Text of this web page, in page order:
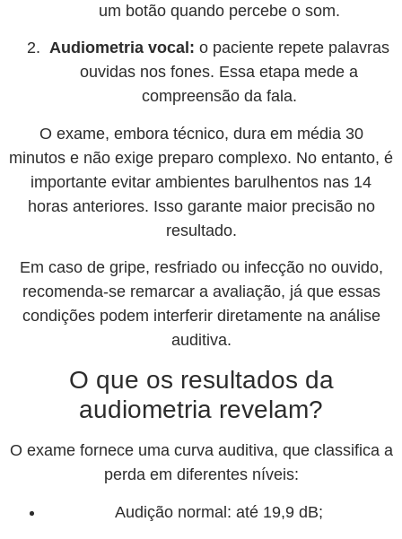
um botão quando percebe o som.
Audiometria vocal: o paciente repete palavras
ouvidas nos fones. Essa etapa mede a
compreensão da fala.
O exame, embora técnico, dura em média 30
minutos e não exige preparo complexo. No entanto, é
importante evitar ambientes barulhentos nas 14
horas anteriores. Isso garante maior precisão no
resultado.
Em caso de gripe, resfriado ou infecção no ouvido,
recomenda-se remarcar a avaliação, já que essas
condições podem interferir diretamente na análise
auditiva.
O que os resultados da
audiometria revelam?
O exame fornece uma curva auditiva, que classifica a
perda em diferentes níveis:
Audição normal: até 19,9 dB;